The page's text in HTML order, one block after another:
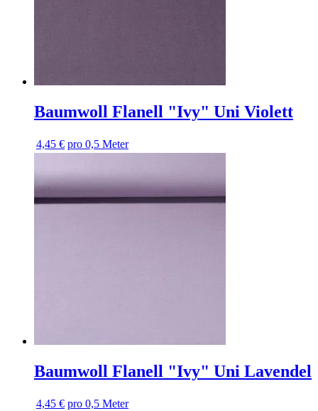
Baumwoll Flanell "Ivy" Uni Violett
4,45 € pro 0,5 Meter
Baumwoll Flanell "Ivy" Uni Lavendel
4,45 € pro 0,5 Meter